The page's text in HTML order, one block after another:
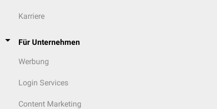
Karriere
Für Unternehmen
Werbung
Login Services
Content Marketing